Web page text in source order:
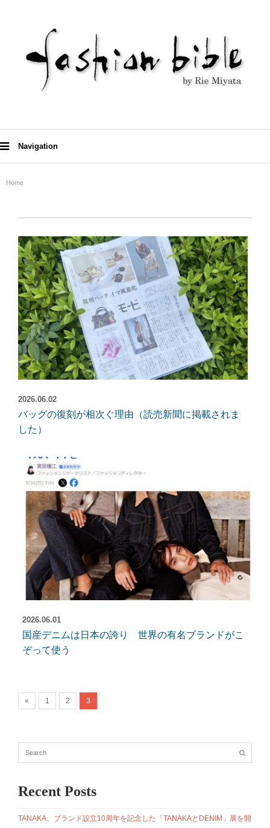
Navigation
Home
2026.06.02
バッグの復刻が相次ぐ理由（読売新聞に掲載されま
した）
2026.06.01
国産デニムは日本の誇り 世界の有名ブランドがこ
ぞって使う
« 1 2 3
Recent Posts
TANAKA、ブランド設立10周年を記念した「TANAKAとDENIM」展を開